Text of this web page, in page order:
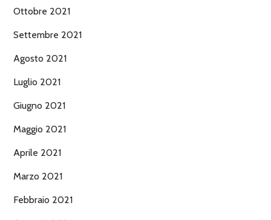
Ottobre 2021
Settembre 2021
Agosto 2021
Luglio 2021
Giugno 2021
Maggio 2021
Aprile 2021
Marzo 2021
Febbraio 2021